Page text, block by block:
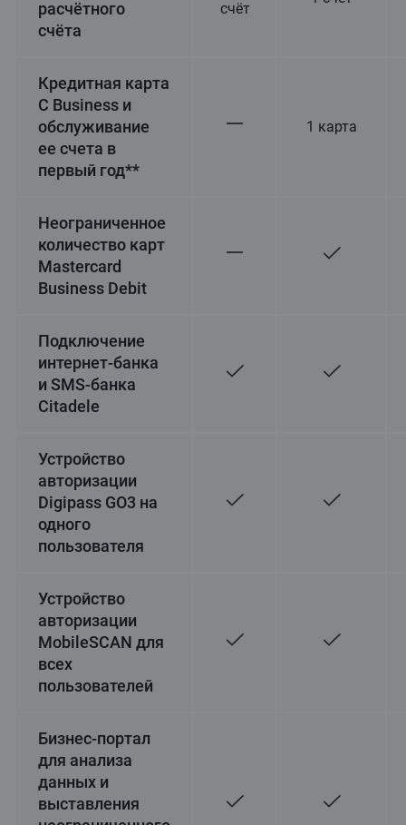
расчётного
счёта
счёт
Кредитная карта
C Business и
обслуживание
ее счета в
первый год**
1 карта
Неограниченное
количество карт
Mastercard
Business Debit
Подключение
интернет-банка
и SMS-банка
Citadele
Устройство
авторизации
Digipass GO3 на
одного
пользователя
Устройство
авторизации
MobileSCAN для
всех
пользователей
Бизнес-портал
для анализа
данных и
выставления